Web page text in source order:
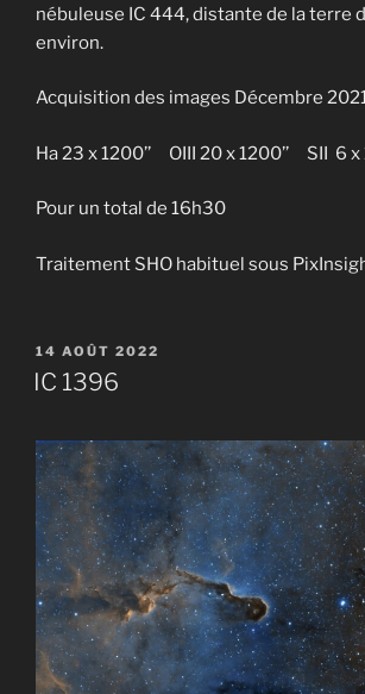
nébuleuse IC 444, distante de la terre
environ.
Acquisition des images Décembre
Ha 23 x 1200’’ OIII 20 x 1200’’ SII 6 x
Pour un total de 16h30
Traitement SHO habituel sous
PUBLIÉ
LE
14 AOÛT 2022
IC 1396